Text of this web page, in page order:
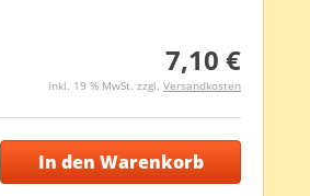
7,10 €
inkl. 19 % MwSt. zzgl. Versandkosten
In den Warenkorb